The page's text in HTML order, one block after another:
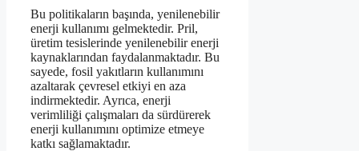
Bu politikaların başında, yenilenebilir
enerji kullanımı gelmektedir. Pril,
üretim tesislerinde yenilenebilir enerji
kaynaklarından faydalanmaktadır. Bu
sayede, fosil yakıtların kullanımını
azaltarak çevresel etkiyi en aza
indirmektedir. Ayrıca, enerji
verimliliği çalışmaları da sürdürerek
enerji kullanımını optimize etmeye
katkı sağlamaktadır.